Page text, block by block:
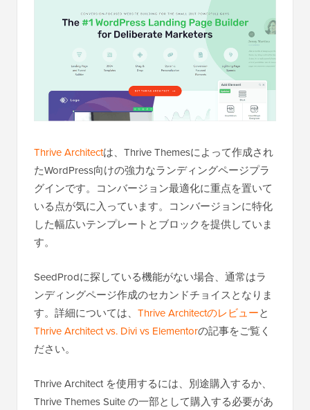
Thrive Architectは、Thrive Themesによって作成され
たWordPress向けの強力なランディングページプラ
グインです。コンバージョン最適化に重点を置いて
いる点が気に入っています。コンバージョンに特化
した幅広いテンプレートとブロックを提供していま
す。
SeedProdに探している機能がない場合、通常はラ
ンディングページ作成のセカンドチョイスとなりま
す。詳細については、 Thrive Architectのレビューと
Thrive Architect vs. Divi vs Elementorの記事をご覧く
ださい。
Thrive Architect を使用するには、別途購入するか、
Thrive Themes Suite の一部として購入する必要があ